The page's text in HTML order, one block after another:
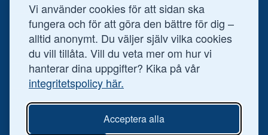
Vi använder cookies för att sidan ska
fungera och för att göra den bättre för dig –
alltid anonymt. Du väljer själv vilka cookies
du vill tillåta. Vill du veta mer om hur vi
hanterar dina uppgifter? Kika på vår
integritetspolicy här.
Acceptera alla
Mobiler med abon
Fast telefoni
FINANS
Privatlån
Företagslån
Sparkonto
Bolån
ÖVRIGT